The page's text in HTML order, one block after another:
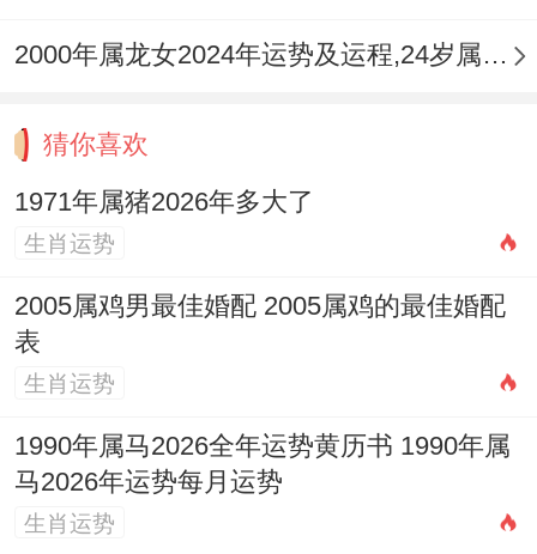
或堆放红色，黄色杂物，可在此方位安放以
白玉的五行金性（金生水）与貔貅的镇煞技
能 ，以金泄土，水制火，化解五黄煞气，同
时稳固宅运，护佑家人平安健康，岁破方在
在此方位做出重大决策。
能量助益建议：为更好地契合流年气场。增
强个人运势的正面牵引，辛亥年生人可考虑
佩戴与自身生肖及流年气场相合的饰品，例
如祥安阁蟾来献瑞
吊坠，其设计以三足金蟾
2000年属龙女2024年运势及运程,24岁属龙人2024全年每月运势女性如何
猜你喜欢
1971年属猪2026年多大了
生肖运势
2005属鸡男最佳婚配 2005属鸡的最佳婚配
表
生肖运势
1990年属马2026全年运势黄历书 1990年属
马2026年运势每月运势
生肖运势